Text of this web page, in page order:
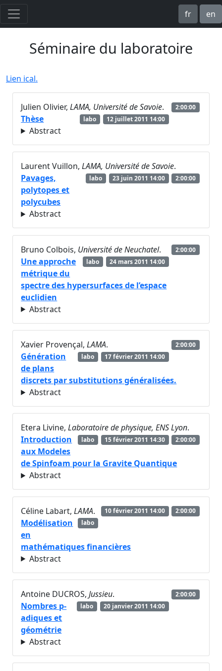
fr en
Séminaire du laboratoire
Lien ical.
Julien Olivier,LAMA, Université de Savoie.
2:00:00
12 juillet 2011 14:00
labo
Thèse
Abstract
Laurent Vuillon,LAMA, Université de Savoie.
2:00:00
23 juin 2011 14:00
labo
Pavages,
polytopes et
polycubes
Abstract
Bruno Colbois, Université de Neuchatel.
2:00:00
24 mars 2011 14:00
labo
Une approche
métrique du
spectre des hypersurfaces de l’espace
euclidien
Abstract
Xavier Provençal,LAMA.
2:00:00
17 février 2011 14:00
labo
Génération
de plans
discrets par substitutions généralisées.
Abstract
Etera Livine,Laboratoire de physique, ENS Lyon.
2:00:00
15 février 2011 14:30
labo
Introduction
aux Modeles
de Spinfoam pour la Gravite Quantique
Abstract
Céline Labart,LAMA. 2:00:00
10 février 2011 14:00
labo
Modélisation
en
mathématiques financières
Abstract
Antoine DUCROS,Jussieu.
2:00:00
20 janvier 2011 14:00
labo
Nombres p-
adiques et
géométrie
Abstract